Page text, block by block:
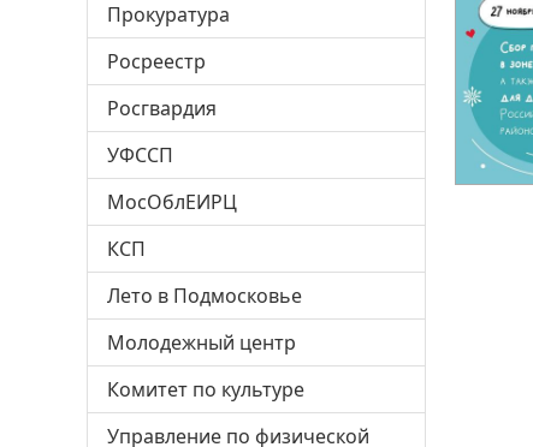
Прокуратура
Росреестр
Росгвардия
УФССП
МосОблЕИРЦ
КСП
Лето в Подмосковье
Молодежный центр
Комитет по культуре
Управление по физической